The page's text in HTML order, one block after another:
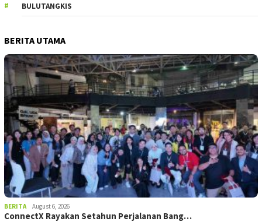
BULUTANGKIS
BERITA UTAMA
BERITA August 6, 2026
ConnectX Rayakan Setahun Perjalanan Bang…